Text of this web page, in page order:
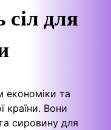
для
та
країни. Вони
сировину для